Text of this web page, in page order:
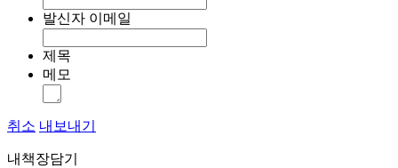
발신자 이메일
제목
메모
취소 내보내기
내책장담기